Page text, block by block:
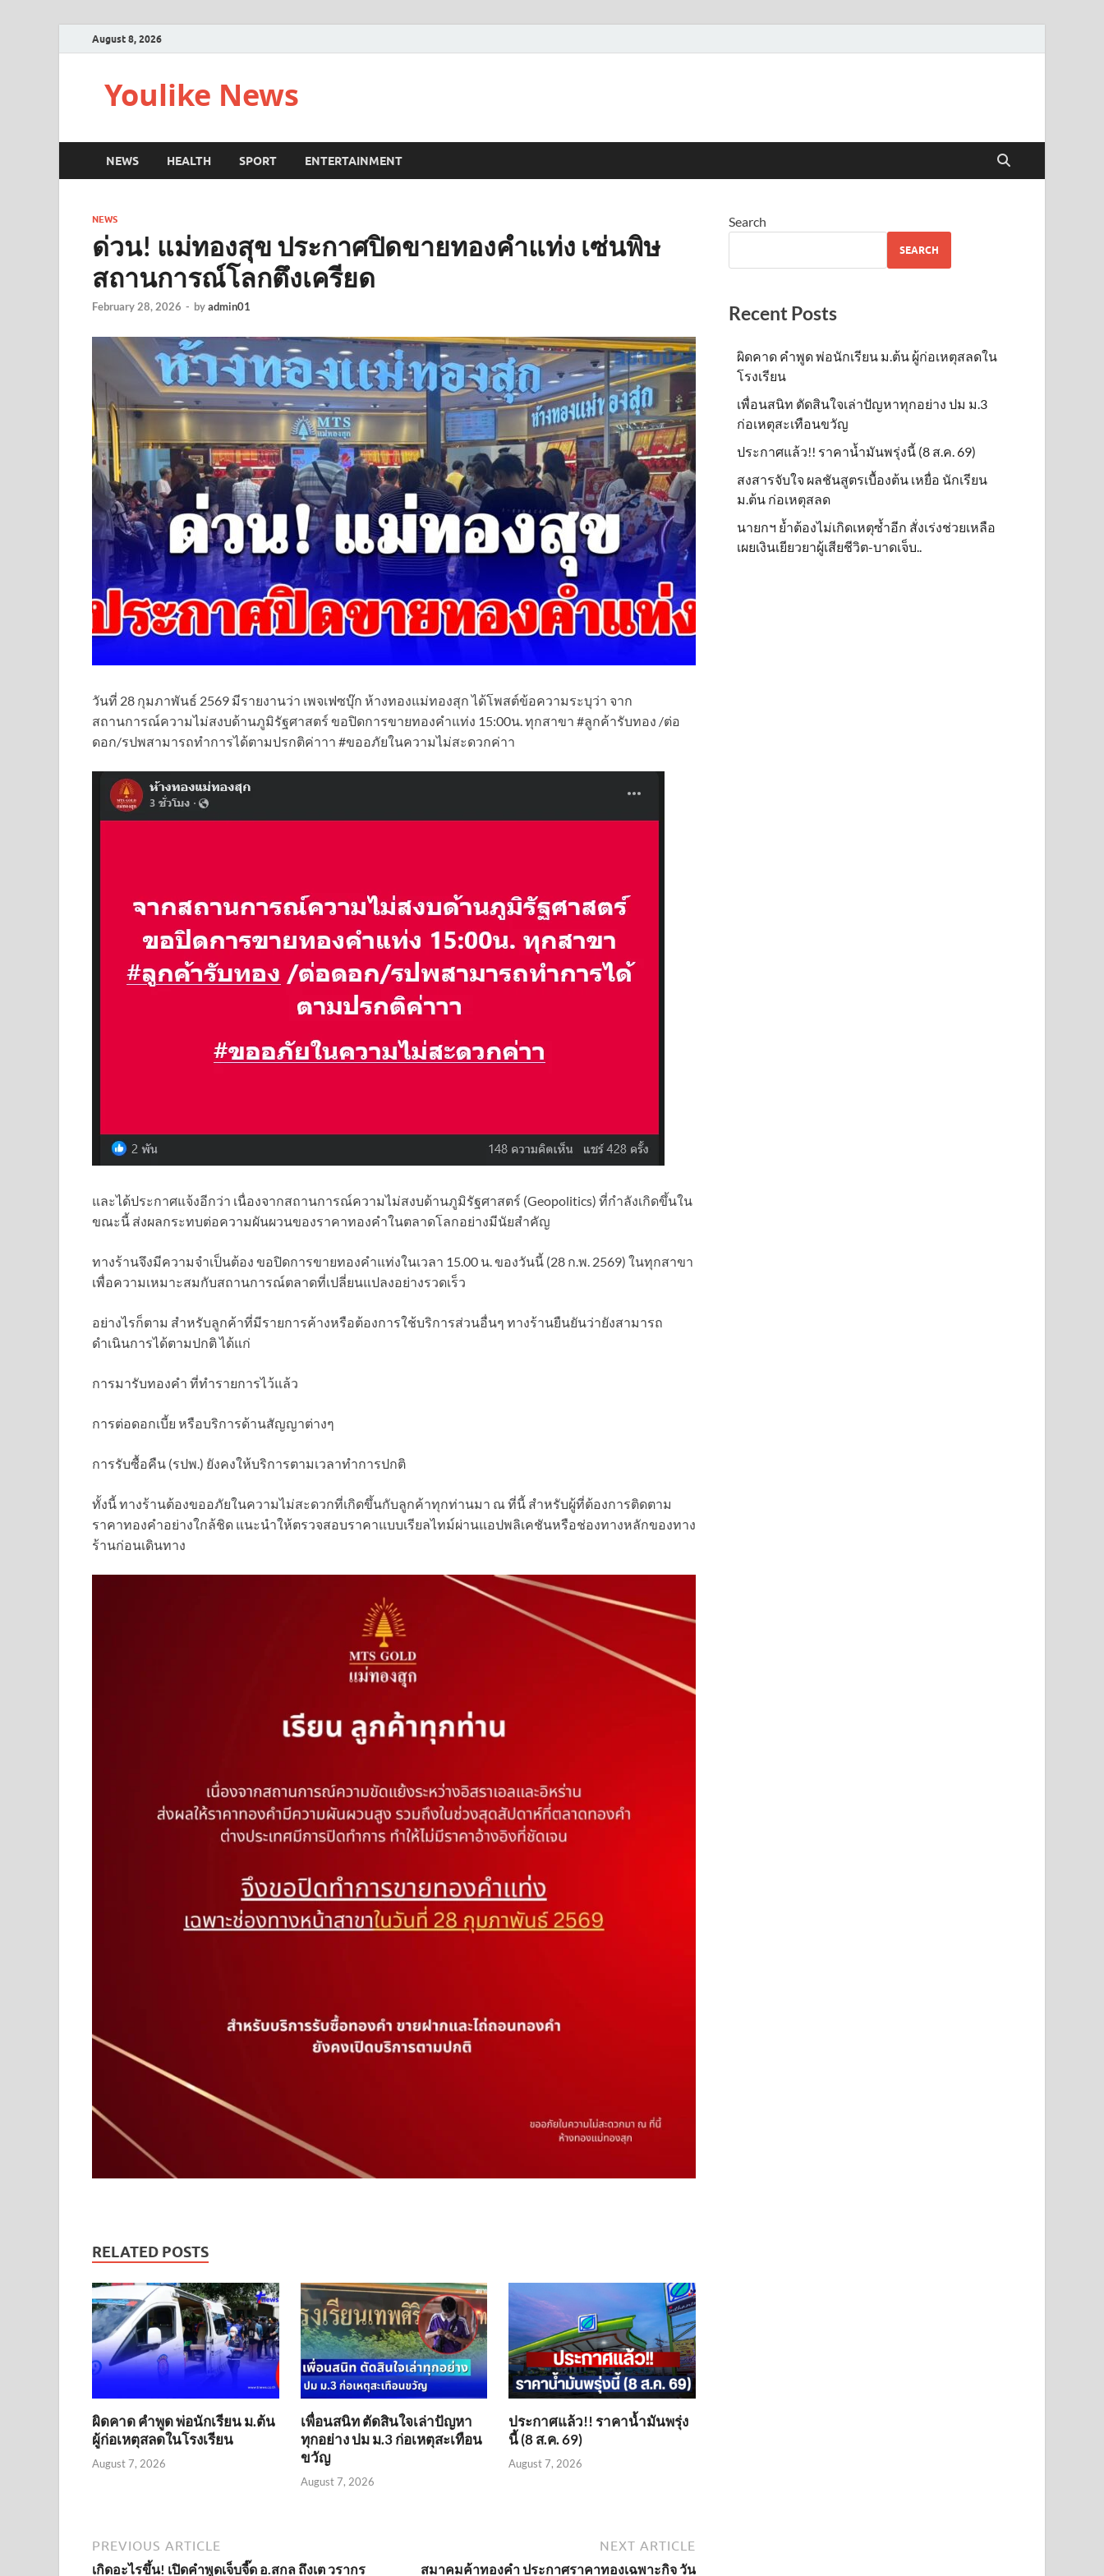
August 8, 2026
Youlike News
NEWS HEALTH SPORT ENTERTAINMENT
NEWS
ด่วน! แม่ทองสุข ประกาศปิดขายทองคำแท่ง เซ่นพิษ
สถานการณ์โลกตึงเครียด
February 28, 2026 - byadmin01
วันที่ 28 กุมภาพันธ์ 2569 มีรายงานว่า เพจเฟซบุ๊ก ห้างทองแม่ทองสุก ได้โพสต์ข้อความระบุว่า จาก
สถานการณ์ความไม่สงบด้านภูมิรัฐศาสตร์ ขอปิดการขายทองคำแท่ง 15:00น. ทุกสาขา #ลูกค้ารับทอง /ต่อ
ดอก/รปพสามารถทำการได้ตามปรกติค่าาา #ขออภัยในความไม่สะดวกค่าา
และได้ประกาศแจ้งอีกว่า เนื่องจากสถานการณ์ความไม่สงบด้านภูมิรัฐศาสตร์ (Geopolitics) ที่กำลังเกิดขึ้นใน
ขณะนี้ ส่งผลกระทบต่อความผันผวนของราคาทองคำในตลาดโลกอย่างมีนัยสำคัญ
ทางร้านจึงมีความจำเป็นต้อง ขอปิดการขายทองคำแท่งในเวลา 15.00 น. ของวันนี้ (28 ก.พ. 2569) ในทุกสาขา
เพื่อความเหมาะสมกับสถานการณ์ตลาดที่เปลี่ยนแปลงอย่างรวดเร็ว
อย่างไรก็ตาม สำหรับลูกค้าที่มีรายการค้างหรือต้องการใช้บริการส่วนอื่นๆ ทางร้านยืนยันว่ายังสามารถ
ดำเนินการได้ตามปกติ ได้แก่
การมารับทองคำ ที่ทำรายการไว้แล้ว
การต่อดอกเบี้ย หรือบริการด้านสัญญาต่างๆ
การรับซื้อคืน (รปพ.) ยังคงให้บริการตามเวลาทำการปกติ
ทั้งนี้ ทางร้านต้องขออภัยในความไม่สะดวกที่เกิดขึ้นกับลูกค้าทุกท่านมา ณ ที่นี้ สำหรับผู้ที่ต้องการติดตาม
ราคาทองคำอย่างใกล้ชิด แนะนำให้ตรวจสอบราคาแบบเรียลไทม์ผ่านแอปพลิเคชันหรือช่องทางหลักของทาง
ร้านก่อนเดินทาง
RELATED POSTS
ผิดคาด คำพูด พ่อนักเรียน ม.ต้น
ผู้ก่อเหตุสลดในโรงเรียน
August 7, 2026
เพื่อนสนิท ตัดสินใจเล่าปัญหา
ทุกอย่าง ปม ม.3 ก่อเหตุสะเทือน
ขวัญ
August 7, 2026
ประกาศแล้ว!! ราคาน้ำมันพรุ่ง
นี้ (8 ส.ค. 69)
August 7, 2026
PREVIOUS ARTICLE
เกิดอะไรขึ้น! เปิดคำพูดเจ็บจี๊ด อ.สกล ถึงเต วรากร
NEXT ARTICLE
สมาคมค้าทองคำ ประกาศราคาทองเฉพาะกิจ วัน
Search
SEARCH
Recent Posts
ผิดคาด คำพูด พ่อนักเรียน ม.ต้น ผู้ก่อเหตุสลดใน
โรงเรียน
เพื่อนสนิท ตัดสินใจเล่าปัญหาทุกอย่าง ปม ม.3
ก่อเหตุสะเทือนขวัญ
ประกาศแล้ว!! ราคาน้ำมันพรุ่งนี้ (8 ส.ค. 69)
สงสารจับใจ ผลชันสูตรเบื้องต้น เหยื่อ นักเรียน
ม.ต้น ก่อเหตุสลด
นายกฯ ย้ำต้องไม่เกิดเหตุซ้ำอีก สั่งเร่งช่วยเหลือ
เผยเงินเยียวยาผู้เสียชีวิต-บาดเจ็บ..